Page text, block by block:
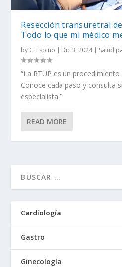
Resección transuretral
Todo lo que mi médico
by C. Espino | Dic 3, 2024| Salud
“La RTUP es un
Conoce cada paso y consulta
especialista.”
READ MORE
Cardiología
Gastro
Ginecología